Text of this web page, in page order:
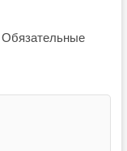
Обязательные